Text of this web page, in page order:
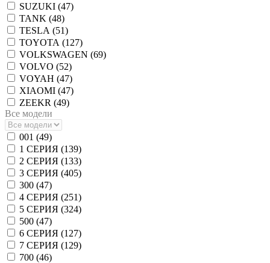
SUZUKI (47)
TANK (48)
TESLA (51)
TOYOTA (127)
VOLKSWAGEN (69)
VOLVO (52)
VOYAH (47)
XIAOMI (47)
ZEEKR (49)
Все модели
001 (49)
1 СЕРИЯ (139)
2 СЕРИЯ (133)
3 СЕРИЯ (405)
300 (47)
4 СЕРИЯ (251)
5 СЕРИЯ (324)
500 (47)
6 СЕРИЯ (127)
7 СЕРИЯ (129)
700 (46)